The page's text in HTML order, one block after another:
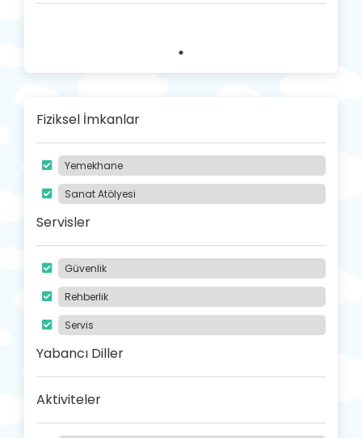
Fiziksel İmkanlar
Yemekhane
Sanat Atölyesi
Servisler
Güvenlik
Rehberlik
Servis
Yabancı Diller
Aktiviteler